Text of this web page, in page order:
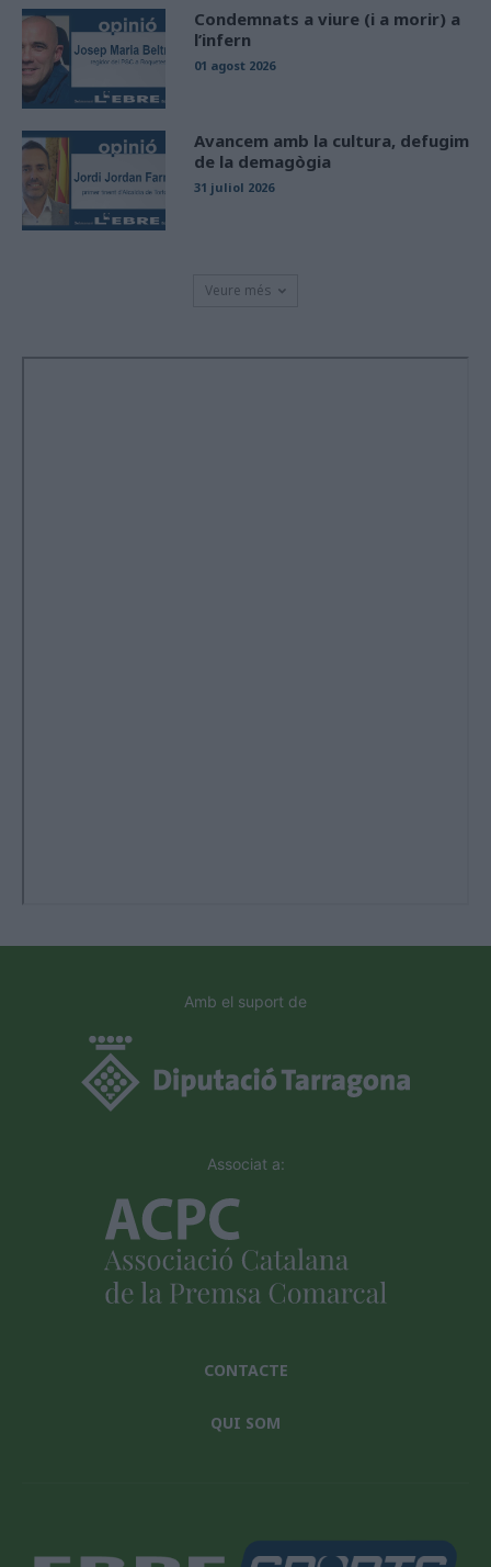
Condemnats a viure (i a morir) a
l’infern
01 agost 2026
Avancem amb la cultura, defugim
de la demagògia
31 juliol 2026
Veure més
Amb el suport de
Associat a:
CONTACTE
QUI SOM